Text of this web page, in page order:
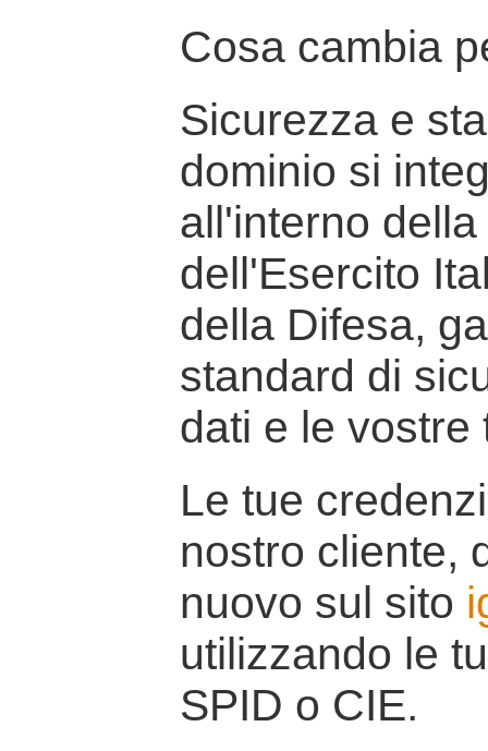
Cosa cambia
Sicurezza e
dominio si
all'interno
dell'Esercito
della Difesa,
standard di
dati e le vostre
Le tue
nostro cliente,
nuovo sul sito
utilizzando le
SPID o CIE.